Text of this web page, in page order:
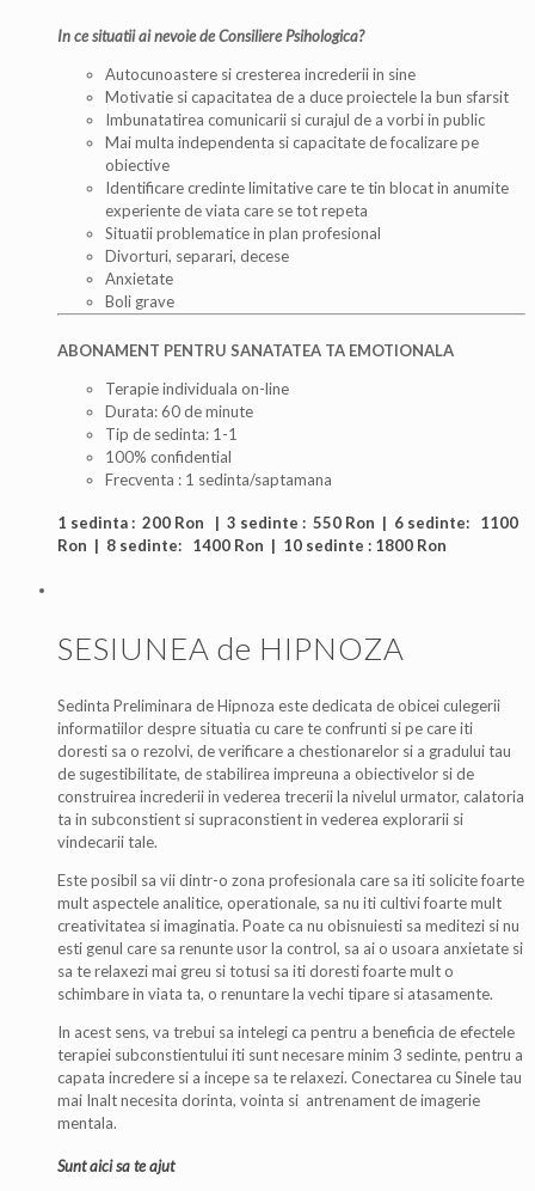
In ce situatii ai nevoie de Consiliere Psihologica?
Autocunoastere si cresterea increderii in sine
Motivatie si capacitatea de a duce proiectele la bun sfarsit
Imbunatatirea comunicarii si curajul de a vorbi in public
Mai multa independenta si capacitate de focalizare pe
obiective
Identificare credinte limitative care te tin blocat in anumite
experiente de viata care se tot repeta
Situatii problematice in plan profesional
Divorturi, separari, decese
Anxietate
Boli grave
ABONAMENT PENTRU SANATATEA TA EMOTIONALA
Terapie individuala on-line
Durata: 60 de minute
Tip de sedinta: 1-1
100% confidential
Frecventa : 1 sedinta/saptamana
1 sedinta : 200 Ron | 3 sedinte : 550 Ron | 6 sedinte: 1100
Ron | 8 sedinte: 1400 Ron | 10 sedinte : 1800 Ron
SESIUNEA de HIPNOZA
Sedinta Preliminara de Hipnoza este dedicata de obicei culegerii
informatiilor despre situatia cu care te confrunti si pe care iti
doresti sa o rezolvi, de verificare a chestionarelor si a gradului tau
de sugestibilitate, de stabilirea impreuna a obiectivelor si de
construirea increderii in vederea trecerii la nivelul urmator, calatoria
ta in subconstient si supraconstient in vederea explorarii si
vindecarii tale.
Este posibil sa vii dintr-o zona profesionala care sa iti solicite foarte
mult aspectele analitice, operationale, sa nu iti cultivi foarte mult
creativitatea si imaginatia. Poate ca nu obisnuiesti sa meditezi si nu
esti genul care sa renunte usor la control, sa ai o usoara anxietate si
sa te relaxezi mai greu si totusi sa iti doresti foarte mult o
schimbare in viata ta, o renuntare la vechi tipare si atasamente.
In acest sens, va trebui sa intelegi ca pentru a beneficia de efectele
terapiei subconstientului iti sunt necesare minim 3 sedinte, pentru a
capata incredere si a incepe sa te relaxezi. Conectarea cu Sinele tau
mai Inalt necesita dorinta, vointa si antrenament de imagerie
mentala.
Sunt aici sa te ajut